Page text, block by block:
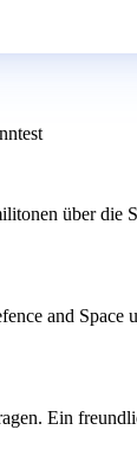
über die
and
Ein